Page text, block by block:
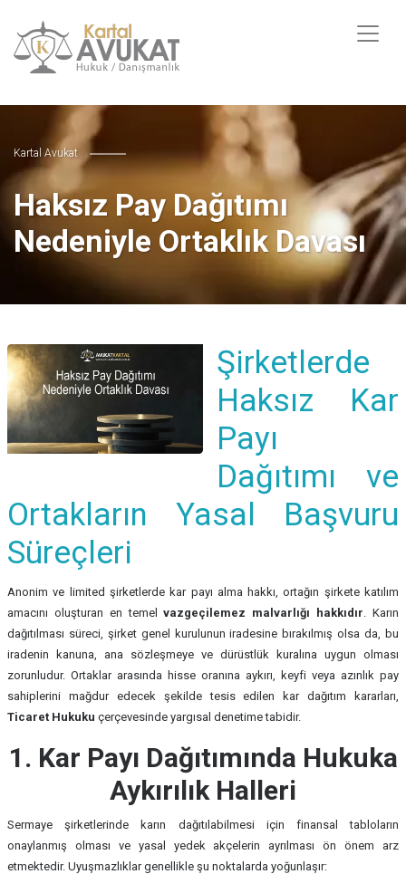
Kartal Avukat
Haksız Pay Dağıtımı
Nedeniyle Ortaklık Davası
Şirketlerde
Haksız Kar
Payı
Dağıtımı ve
Ortakların Yasal Başvuru
Süreçleri
Anonim ve limited şirketlerde kar payı alma hakkı, ortağın şirkete katılım
amacını oluşturan en temelvazgeçilemez malvarlığı hakkıdır. Karın
dağıtılması süreci, şirket genel kurulunun iradesine bırakılmış olsa da, bu
iradenin kanuna, ana sözleşmeye ve dürüstlük kuralına uygun olması
zorunludur. Ortaklar arasında hisse oranına aykırı, keyfi veya azınlık pay
sahiplerini mağdur edecek şekilde tesis edilen kar dağıtım kararları,
Ticaret Hukuku çerçevesinde yargısal denetime tabidir.
1. Kar Payı Dağıtımında Hukuka
Aykırılık Halleri
Sermaye şirketlerinde karın dağıtılabilmesi için finansal tabloların
onaylanmış olması ve yasal yedek akçelerin ayrılması ön önem arz
etmektedir. Uyuşmazlıklar genellikle şu noktalarda yoğunlaşır: